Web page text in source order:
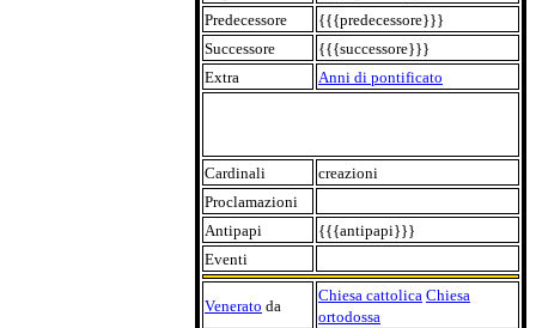
Predecessore
{{{predecessore}}}
Successore
{{{successore}}}
Extra
Anni di pontificato
Cardinali
creazioni
Proclamazioni
Antipapi
{{{antipapi}}}
Eventi
Venerato da
Chiesa cattolica Chiesa
ortodossa